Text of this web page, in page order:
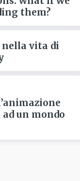
them?
nella vita di
un mondo